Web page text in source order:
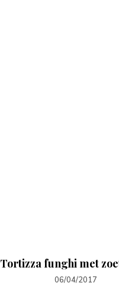
Tortizza funghi met
06/04/2017